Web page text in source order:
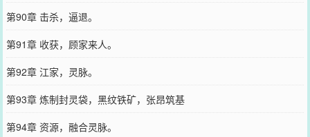
第90章 击杀，逼退。
第91章 收获，顾家来人。
第92章 江家，灵脉。
第93章 炼制封灵袋，黑纹铁矿，张昂筑基
第94章 资源，融合灵脉。